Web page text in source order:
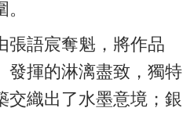
張語宸奪魁，將作品
發揮的淋漓盡致，獨特
交織出了水墨意境；銀